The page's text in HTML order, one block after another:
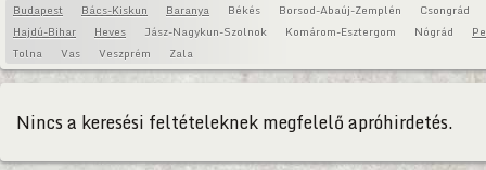
Budapest Bács-Kiskun Baranya Békés Borsod-Abaúj-Zemplén
Csongrád
Hajdú-Bihar
Heves Jász-Nagykun-Szolnok Komárom-Esztergom Nógrád
Tolna
Vas Veszprém Zala
Nincs a keresési feltételeknek megfelelő apróhirdetés.